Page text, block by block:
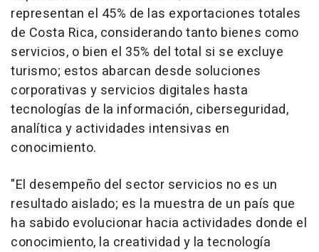
representan el 45% de las exportaciones totales
de Costa Rica, considerando tanto bienes como
servicios, o bien el 35% del total si se excluye
turismo; estos abarcan desde soluciones
corporativas y servicios digitales hasta
tecnologías de la información, ciberseguridad,
analítica y actividades intensivas en
conocimiento.
"El desempeño del sector servicios no es un
resultado aislado; es la muestra de un país que
ha sabido evolucionar hacia actividades donde el
conocimiento, la creatividad y la tecnología